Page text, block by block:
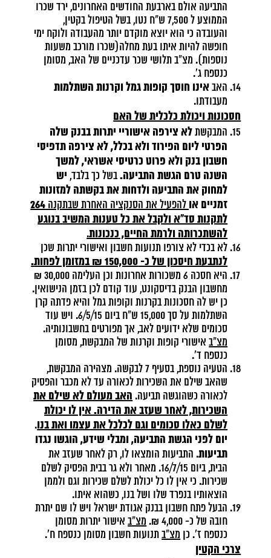
התביעה אולם בארבעת החודשים האחרונים, ירד שכרו
הממוצע ל 7,500 ש"ח נטו, בשל הטיפול בקטין,
והעובדה כי הוא יוצא מוקדם יותר מהעבודה ולוקח ימי
חופשה להיות איתו בעת מחלה(שכרו מורכב משעות
נוספות). מצ"ב תלושי שכר עדכניים של האב, מסומן
כנספח ג'.
האבאינו חוסך קופות גמל וקרנות השתלמות
מעבודתו.
חסכונות ויכולת כלכלית של האם
המבקשתלא צירפה אישוריי יתרות בבנק שלה
הפרטי ליום הפירוד ולא בכלל, לא צירפה תדפיסי
חשבון בנק ולא פרוט כרטיסי אשראי, למשך
השנה טרם הגשת התביעה.בשל כך בלבד, יש
למחוק את התביעה ולדחות את בקשתה למזונות
זמניים אולהפעיל את הסנקציה האחרת שבתקנה 264
לתקנות סד"אולקבל את כל טענות המשיבבנוגע
להשתכרותה ולרמת החיים, כנכונות.
לא בכדי לא צורפו תנועות חשבון ואישורי יתרות שכן
לנתבעת חיסכון של כ- 150,000 ₪ במזומן לפחות .
היא חסכה 6 משכורות אחרונות וכן העלימה 30,000 ₪
מחשבון הבנק בדיסקונט, עוד קודם לכן בזמן הנישואין.
כן יש לה חסכונות בקרנות וקופות גמל והיא פדתה קרן
השתלמות על סך 15,000 ש"ח ביום 6/5/15. ויש עוד
סכומים שלא ידועים לאב, אך מפורטים בחשבונותיה.
מצ"באישורי קופות וקרנות של המבקשת, מסומן
כנספח ד'.
הטעיה נוספת, בסעיף 7 לבקשה. מצהירה המבקשת,
שהאב שילם את השכירות לכאורה עד לא מכבר והפסיק
לכאורה כשהוגשה תביעה. האב מעולם לא שילם את
השכירות, לאחר שעזב את הדירה. אין לו יכולת
לשלם כאלו סכומים וגם לכלכל את עצמו ואת בנו.
יום לפני הגשת התביעה, ומבלי שידע, הוגשו נגדו
תביעות. התביעות הומצאו לו, רק לאחר שעזב את
הבית, ביום 16/7/15. מאחר ולא גר בבית הפסיק לשלם
שכירות. כי אין לו כל יכולת לשלם שכירות וגם ולממן
הוצאותיו בנפרד שלו ושל בנו, כשהוא איתו.
הבעל פתח חשבון בבנק אגודת ישראל ויש לו שם יתרת
חובה של כ- 4,000 ₪.
מצ"באישור יתרות מסומן
כנספח ז'. כן מצ"בתנועות חשבון מסומן כנספח ח'.
צרכי הקטין